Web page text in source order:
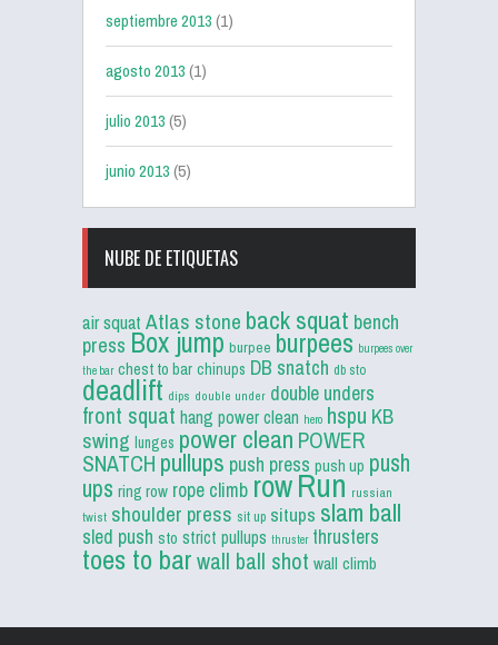
septiembre 2013(1)
agosto 2013(1)
julio 2013(5)
junio 2013(5)
NUBE DE ETIQUETAS
air squat Atlas stone back squat bench
press Box jump burpee burpees burpees over
the bar chest to bar chinups DB snatch db sto
deadlift dips double under double unders
front squat hang power clean hero hspu KB
swing lunges power clean POWER
SNATCH pullups push press push up push
ups ring row rope climb rowRun russian
twist shoulder press sit up situps slam ball
sled push sto strict pullups thruster thrusters
toes to barwall ball shot wall climb